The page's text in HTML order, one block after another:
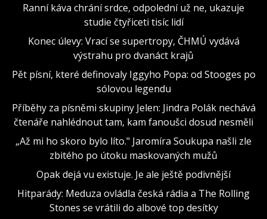
Ranní káva chrání srdce, odpolední už ne, ukazuje
studie čtyřiceti tisíc lidí
Konec úlevy: Vrací se supertropy, ČHMÚ vydává
výstrahu pro dvanáct krajů
Pět písní, které definovaly Iggyho Popa: od Stooges po
sólovou legendu
Příběhy za písněmi skupiny Jelen: Jindra Polák nechává
čtenáře nahlédnout tam, kam fanoušci dosud nesměli
„Až mi ho skoro bylo líto." Jaromíra Soukupa našli zle
zbitého po útoku maskovaných mužů
Opak dejá vu existuje. Je ale ještě podivnější
Hitparády: Meduza ovládla česká rádia a The Rolling
Stones se vrátili do albové top desítky